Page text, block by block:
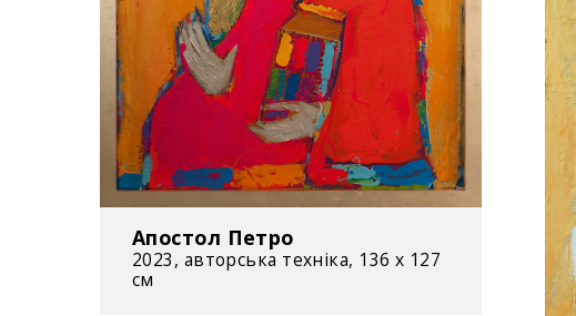
Апостол Петро
2023, авторська техніка, 136 х 127
см